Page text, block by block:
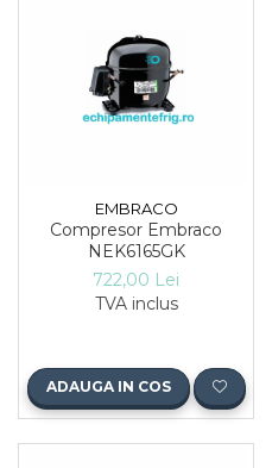
EMBRACO
Compresor Embraco
NEK6165GK
722,00 Lei
TVA inclus
ADAUGA IN COS